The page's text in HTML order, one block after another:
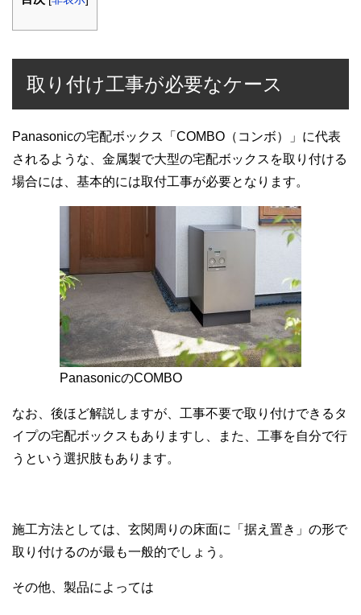
取り付け工事が必要なケース
Panasonicの宅配ボックス「COMBO（コンボ）」に代表
されるような、金属製で大型の宅配ボックスを取り付ける
場合には、基本的には取付工事が必要となります。
PanasonicのCOMBO
なお、後ほど解説しますが、工事不要で取り付けできるタ
イプの宅配ボックスもありますし、また、工事を自分で行
うという選択肢もあります。
施工方法としては、玄関周りの床面に「据え置き」の形で
取り付けるのが最も一般的でしょう。
その他、製品によっては